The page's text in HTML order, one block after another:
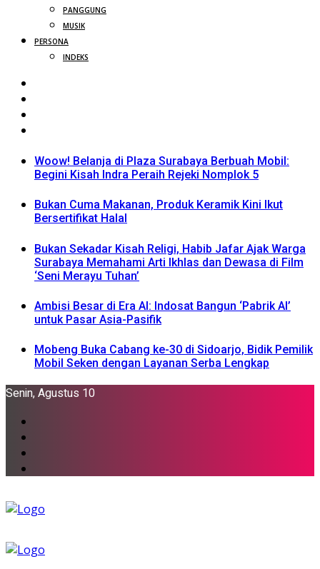
PANGGUNG
MUSIK
PERSONA
INDEKS
Woow! Belanja di Plaza Surabaya Berbuah Mobil:
Begini Kisah Indra Peraih Rejeki Nomplok 5
Bukan Cuma Makanan, Produk Keramik Kini Ikut
Bersertifikat Halal
Bukan Sekadar Kisah Religi, Habib Jafar Ajak Warga
Surabaya Memahami Arti Ikhlas dan Dewasa di Film
‘Seni Merayu Tuhan’
Ambisi Besar di Era AI: Indosat Bangun ‘Pabrik AI’
untuk Pasar Asia-Pasifik
Mobeng Buka Cabang ke-30 di Sidoarjo, Bidik Pemilik
Mobil Seken dengan Layanan Serba Lengkap
Senin, Agustus 10